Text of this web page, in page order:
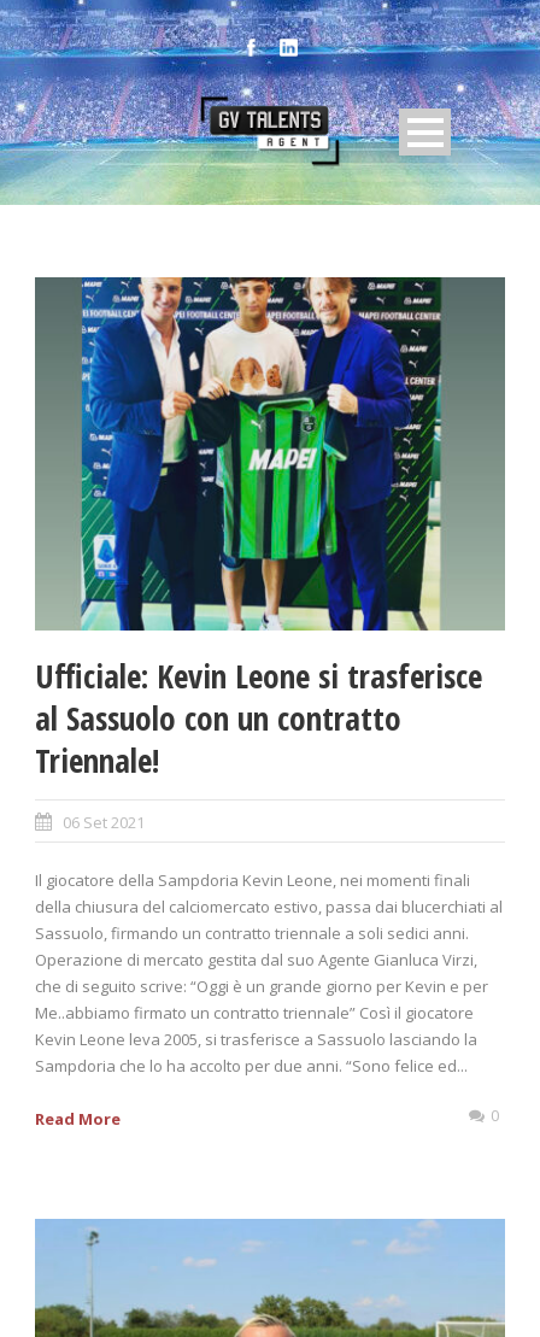
Ufficiale: Kevin Leone si trasferisce
al Sassuolo con un contratto
Triennale!
06 Set 2021
Il giocatore della Sampdoria Kevin Leone, nei momenti finali
della chiusura del calciomercato estivo, passa dai blucerchiati al
Sassuolo, firmando un contratto triennale a soli sedici anni.
Operazione di mercato gestita dal suo Agente Gianluca Virzi,
che di seguito scrive: “Oggi è un grande giorno per Kevin e per
Me..abbiamo firmato un contratto triennale” Così il giocatore
Kevin Leone leva 2005, si trasferisce a Sassuolo lasciando la
Sampdoria che lo ha accolto per due anni. “Sono felice ed...
Read More 0